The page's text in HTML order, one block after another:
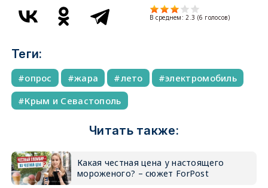
В среднем: 2.3 (6 голосов)
Теги:
опрос жара лето
электромобиль
Крым и Севастополь
Читать также:
Какая честная цена у настоящего
мороженого? – сюжет ForPost